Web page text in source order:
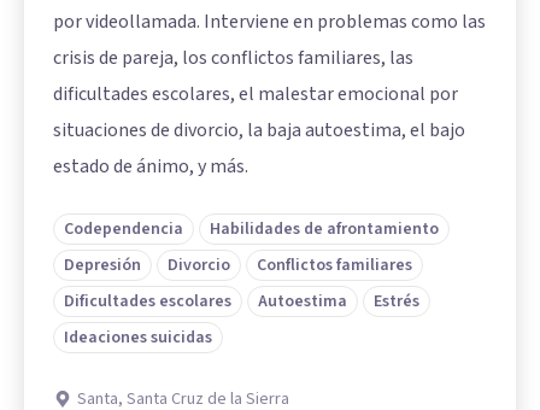
por videollamada. Interviene en problemas como las
crisis de pareja, los conflictos familiares, las
dificultades escolares, el malestar emocional por
situaciones de divorcio, la baja autoestima, el bajo
estado de ánimo, y más.
Codependencia
Habilidades de afrontamiento
Depresión
Divorcio
Conflictos familiares
Dificultades escolares
Autoestima
Estrés
Ideaciones suicidas
Santa, Santa Cruz de la Sierra